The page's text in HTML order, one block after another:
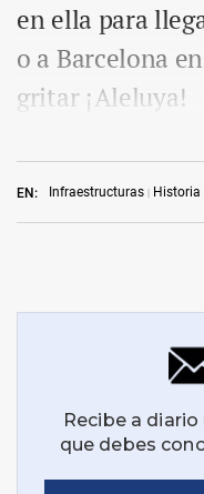
EN: Infraestructuras Historia
en ella para
o a Barcelona
gritar ¡Aleluya!